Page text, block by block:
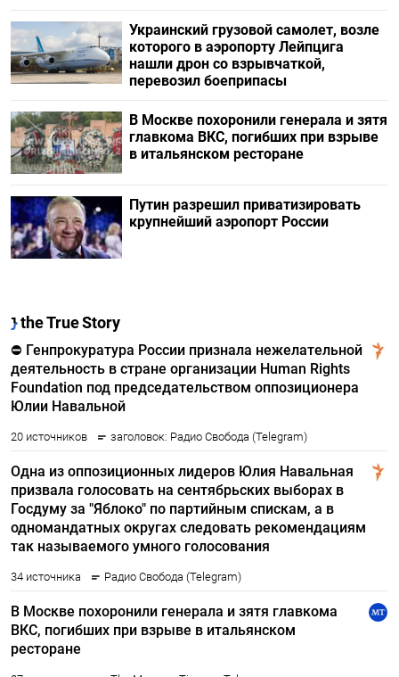
Украинский грузовой самолет, возле
которого в аэропорту Лейпцига
нашли дрон со взрывчаткой,
перевозил боеприпасы
В Москве похоронили генерала и зятя
главкома ВКС, погибших при взрыве
в итальянском ресторане
Путин разрешил приватизировать
крупнейший аэропорт России